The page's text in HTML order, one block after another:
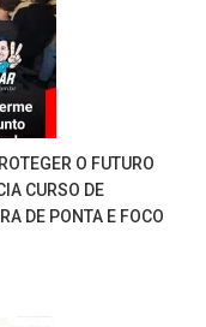
O FUTURO
CURSO DE
DE PONTA E FOCO